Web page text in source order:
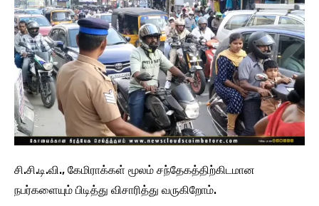
சி.சி.டி.வி., கேமிராக்கள் மூலம் சந்தேகத்திற்கிடமான
நபர்களையும் பிடித்து விசாரித்து வருகிறோம்.